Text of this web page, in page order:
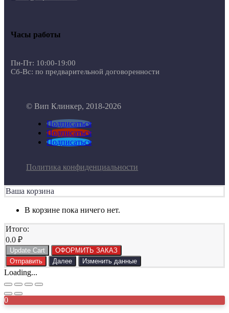
Часы работы
Пн-Пт: 10:00-19:00
Сб-Вс: по предварительной договоренности
© Вип Клинкер, 2018-2026
Подписаться
Подписаться
Подписаться
Политика конфиденциальности
Ваша корзина
В корзине пока ничего нет.
Итого:
0.0 ₽
Update Cart
ОФОРМИТЬ ЗАКАЗ
Отправить
Далее Изменить данные
Loading...
0